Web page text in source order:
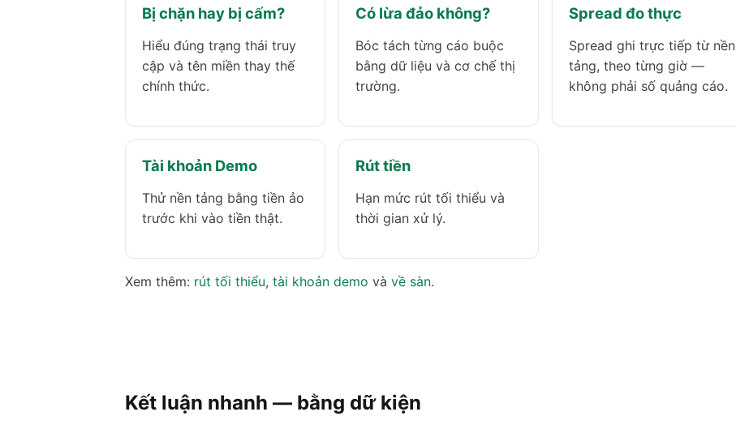
Bị chặn hay bị cấm?
Hiểu đúng trạng thái truy
cập và tên miền thay thế
chính thức.
Có lừa đảo không?
Bóc tách từng cáo buộc
bằng dữ liệu và cơ chế thị
trường.
Spread đo thực
Spread ghi trực tiếp từ nền
tảng, theo từng giờ —
không phải số quảng cáo.
Tài khoản Demo
Thử nền tảng bằng tiền ảo
trước khi vào tiền thật.
Rút tiền
Hạn mức rút tối thiểu và
thời gian xử lý.
Xem thêm: rút tối thiểu, tài khoản demo và về sàn.
Kết luận nhanh — bằng dữ kiện